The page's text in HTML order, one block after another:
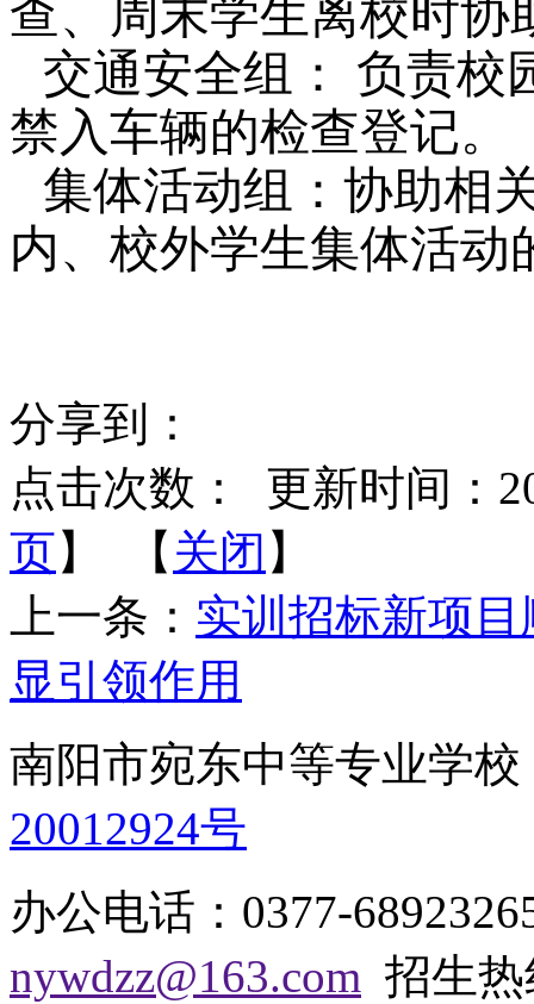
查、周末学生离校时协
交通安全组：
负责校
禁入车辆的检查登记。
集体活动组：协助相
内、校外学生集体活动
分享到：
点击次数：
更新时间：
页】 【 关闭 】
上一条： 实训招标新项
显引领作用
南阳市宛东中等专业学
20012924号
办公电话：0377-
nywdzz@163.com 招生热